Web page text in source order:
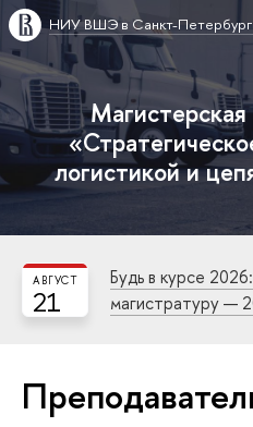
НИУ ВШЭ в Санкт-
логистикой и
21
АВГУСТ
Будь в курсе
магистратуру —